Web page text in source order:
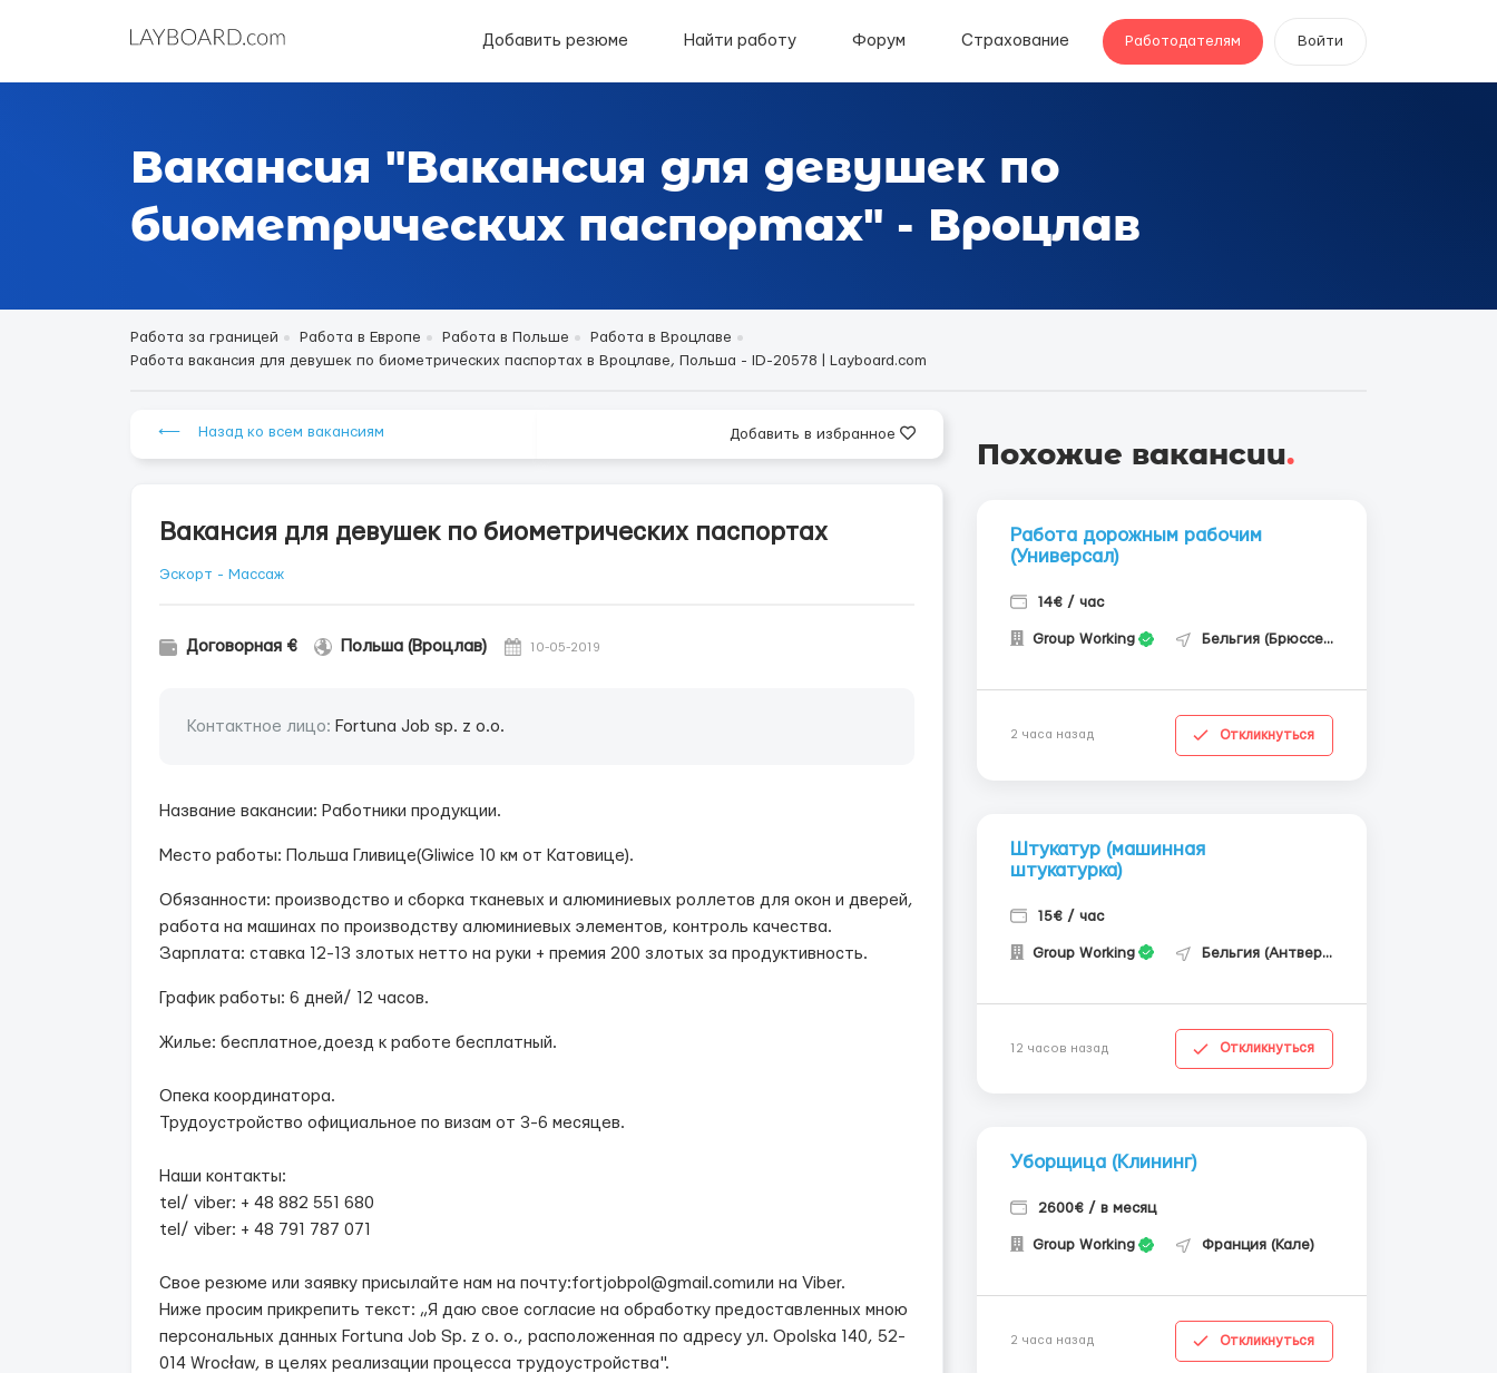
Добавить резюме Найти работу Форум Страхование Работодателям Войти
Вакансия "Вакансия для девушек по
биометрических паспортах" - Вроцлав
Работа за границей Работа в Европе Работа в Польше
Работа в Вроцлаве
Работа вакансия для девушек по биометрических паспортах в Вроцлаве, Польша - ID-20578 | Layboard.com
⟵ Назад ко всем вакансиям Добавить в избранное
Вакансия для девушек по биометрических паспортах
Эскорт - Массаж
Договорная € Польша (Вроцлав) 10-05-2019
Контактное лицо: Fortuna Job sp. z o.o.
Название вакансии: Работники продукции.
Место работы: Польша Гливице(Gliwice 10 км от Катовице).
Обязанности: производство и сборка тканевых и алюминиевых роллетов для окон и дверей,
работа на машинах по производству алюминиевых элементов, контроль качества.
Зарплата: ставка 12-13 злотых нетто на руки + премия 200 злотых за продуктивность.
График работы: 6 дней/ 12 часов.
Жилье: бесплатное,доезд к работе бесплатный.
Опека координатора.
Трудоустройство официальное по визам от 3-6 месяцев.
Наши контакты:
tel/ viber: + 48 882 551 680
tel/ viber: + 48 791 787 071
Свое резюме или заявку присылайте нам на почту:fortjobpol@gmail.comили на Viber.
Ниже просим прикрепить текст: „Я даю свое согласие на обработку предоставленных мною
персональных данных Fortuna Job Sp. z o. o., расположенная по адресу ул. Opolska 140, 52-
014 Wrocław, в целях реализации процесса трудоустройства".
Похожие вакансии.
Работа дорожным рабочим
(Универсал)
14€ / час
Group Working Бельгия (Брюссель)
2 часа назад Откликнуться
Штукатур (машинная
штукатурка)
15€ / час
Group Working Бельгия (Антверпен)
12 часов назад Откликнуться
Уборщица (Клининг)
2600€ / в месяц
Group Working Франция (Кале)
2 часа назад Откликнуться